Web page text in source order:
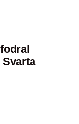
Svarta